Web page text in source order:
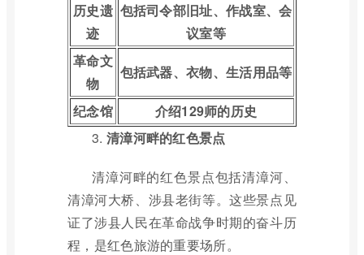
历史遗
迹
包括司令部旧址、作战室、会
议室等
革命文
物
包括武器、衣物、生活用品等
纪念馆
介绍129师的历史
3. 清漳河畔的红色景点
清漳河畔的红色景点包括清漳河、
清漳河大桥、涉县老街等。这些景点见
证了涉县人民在革命战争时期的奋斗历
程，是红色旅游的重要场所。